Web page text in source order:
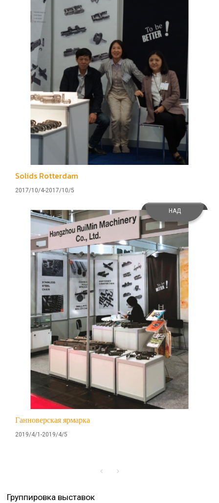
Solids Rotterdam
2017/10/4-2017/10/5
Ганноверская ярмарка
НАД
2019/4/1-2019/4/5
Группировка выставок